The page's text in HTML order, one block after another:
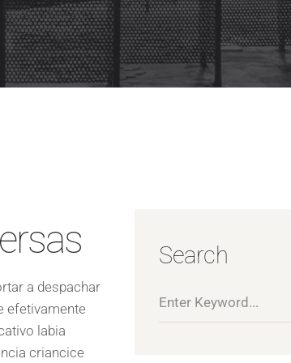
a despachar
efetivamente
labia
criancice
Search